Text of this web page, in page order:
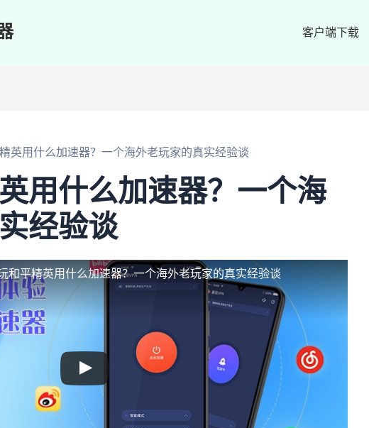
客户端下载
英用什么加速器？一个海外老玩家的真实经验谈
用什么加速器？一个海
经验谈
和平精英用什么加速器？一个海外老玩家的真实经验谈